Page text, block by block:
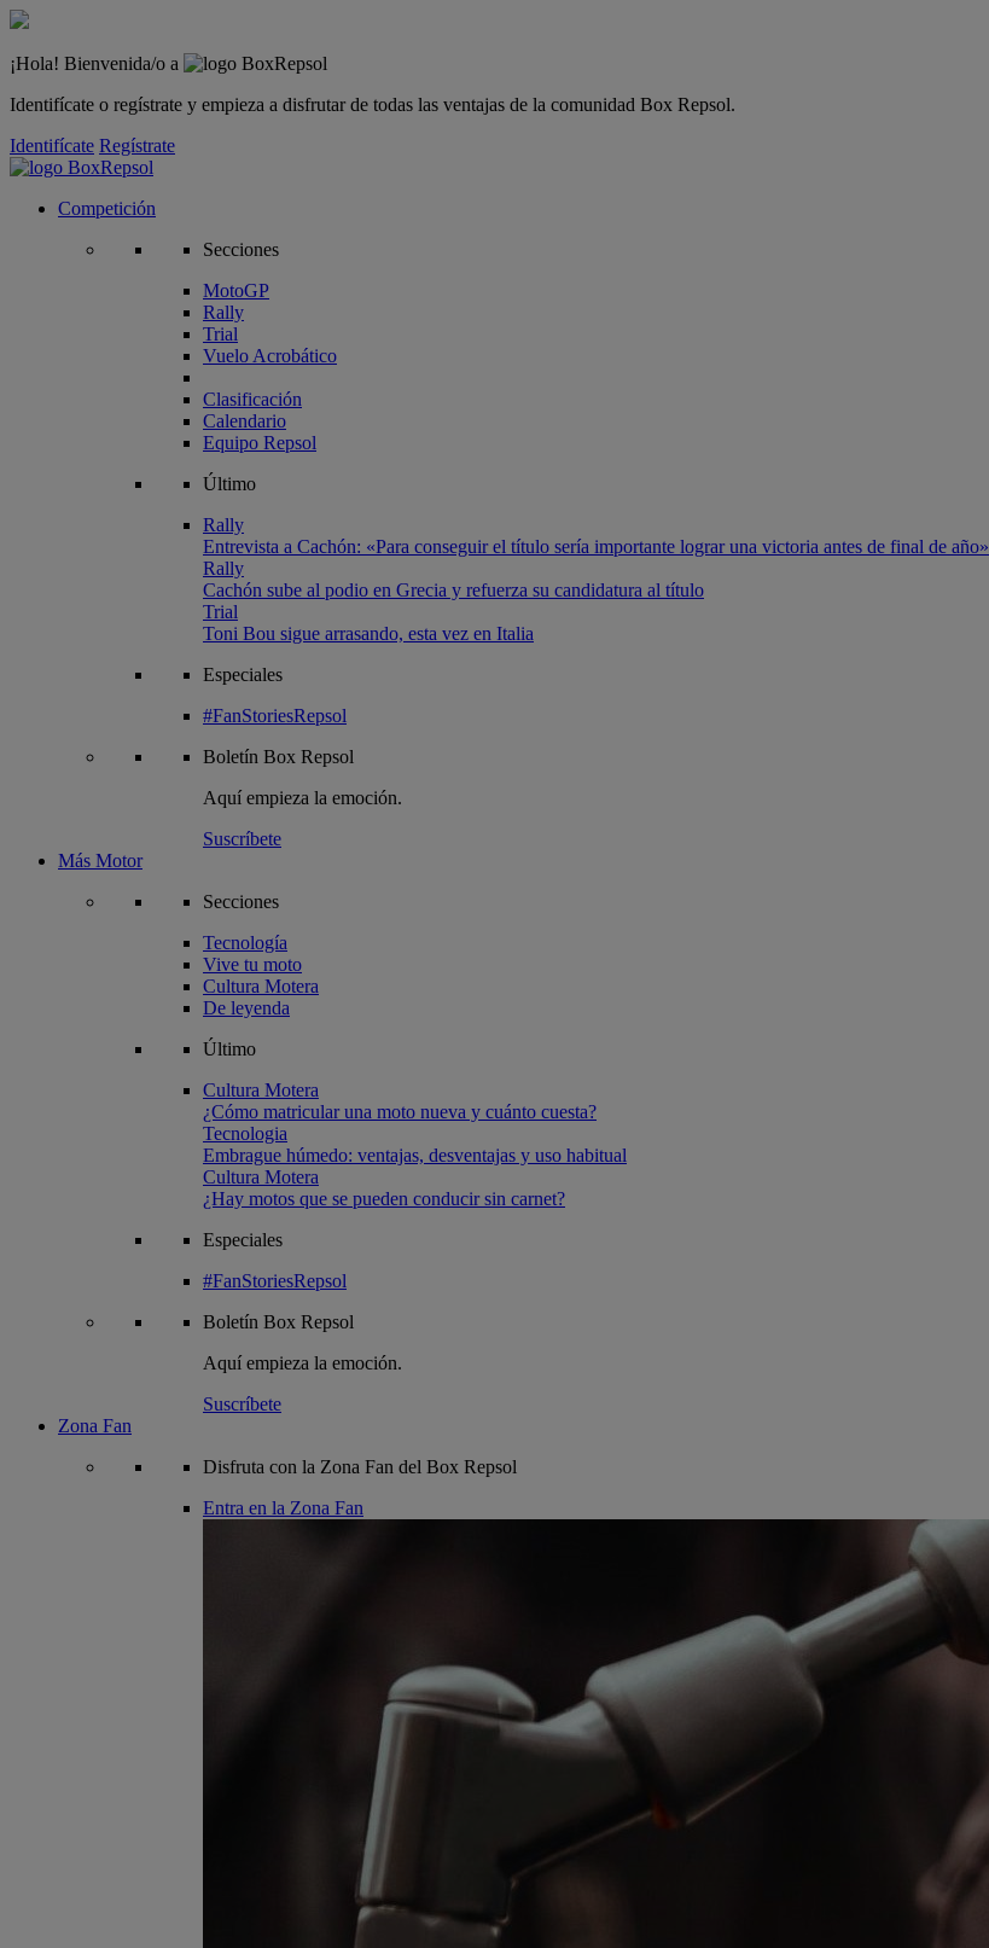
¡Hola! Bienvenida/o a
Identifícate o regístrate y empieza a disfrutar de todas las ventajas de la comunidad Box Repsol.
Identifícate Regístrate
Competición
Secciones
MotoGP
Rally
Trial
Vuelo Acrobático
Clasificación
Calendario
Equipo Repsol
Último
Rally
Entrevista a Cachón: «Para conseguir el título sería importante lograr una victoria antes de final de año»
Rally
Cachón sube al podio en Grecia y refuerza su candidatura al título
Trial
Toni Bou sigue arrasando, esta vez en Italia
Especiales
#FanStoriesRepsol
Boletín Box Repsol
Aquí empieza la emoción.
Suscríbete
Más Motor
Secciones
Tecnología
Vive tu moto
Cultura Motera
De leyenda
Último
Cultura Motera
¿Cómo matricular una moto nueva y cuánto cuesta?
Tecnologia
Embrague húmedo: ventajas, desventajas y uso habitual
Cultura Motera
¿Hay motos que se pueden conducir sin carnet?
Especiales
#FanStoriesRepsol
Boletín Box Repsol
Aquí empieza la emoción.
Suscríbete
Zona Fan
Disfruta con la Zona Fan del Box Repsol
Entra en la Zona Fan